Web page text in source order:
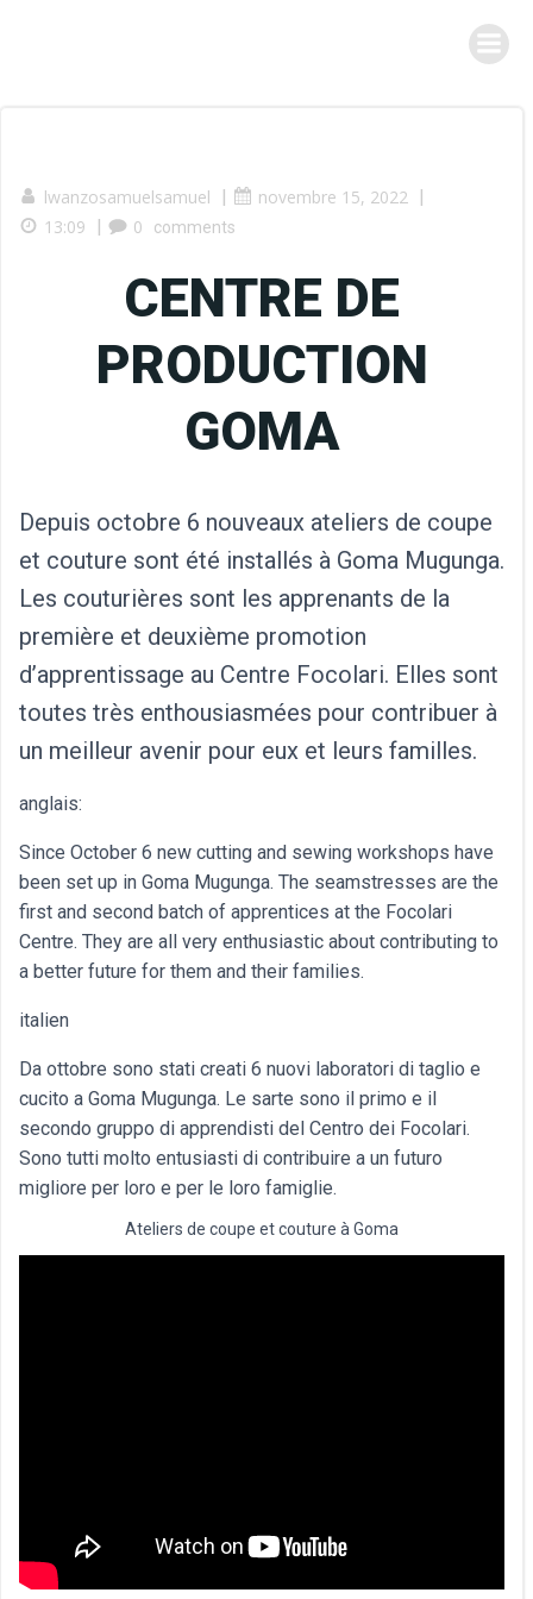
lwanzosamuelsamuel | novembre 15, 2022 |
13:09
| 0 comments
CENTRE DE
PRODUCTION
GOMA
Depuis octobre 6 nouveaux ateliers de coupe
et couture sont été installés à Goma Mugunga.
Les couturières sont les apprenants de la
première et deuxième promotion
d’apprentissage au Centre Focolari. Elles sont
toutes très enthousiasmées pour contribuer à
un meilleur avenir pour eux et leurs familles.
anglais:
Since October 6 new cutting and sewing workshops have
been set up in Goma Mugunga. The seamstresses are the
first and second batch of apprentices at the Focolari
Centre. They are all very enthusiastic about contributing to
a better future for them and their families.
italien
Da ottobre sono stati creati 6 nuovi laboratori di taglio e
cucito a Goma Mugunga. Le sarte sono il primo e il
secondo gruppo di apprendisti del Centro dei Focolari.
Sono tutti molto entusiasti di contribuire a un futuro
migliore per loro e per le loro famiglie.
Ateliers de coupe et couture à Goma